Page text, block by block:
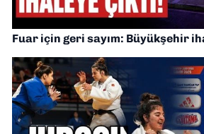
Fuar için geri sayım: Büyükşehir